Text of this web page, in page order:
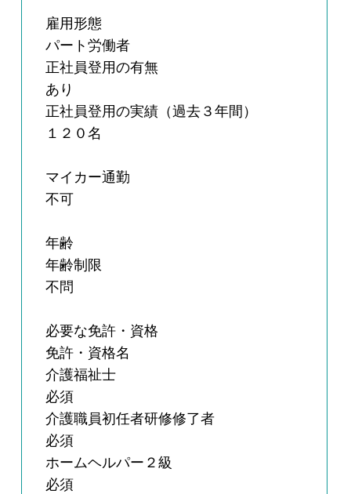
雇用形態
パート労働者
正社員登用の有無
あり
正社員登用の実績（過去３年間）
１２０名
マイカー通勤
不可
年齢
年齢制限
不問
必要な免許・資格
免許・資格名
介護福祉士
必須
介護職員初任者研修修了者
必須
ホームヘルパー２級
必須